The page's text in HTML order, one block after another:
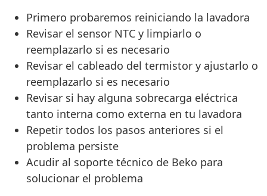
Primero probaremos reiniciando la lavadora
Revisar el sensor NTC y limpiarlo o
reemplazarlo si es necesario
Revisar el cableado del termistor y ajustarlo o
reemplazarlo si es necesario
Revisar si hay alguna sobrecarga eléctrica
tanto interna como externa en tu lavadora
Repetir todos los pasos anteriores si el
problema persiste
Acudir al soporte técnico de Beko para
solucionar el problema